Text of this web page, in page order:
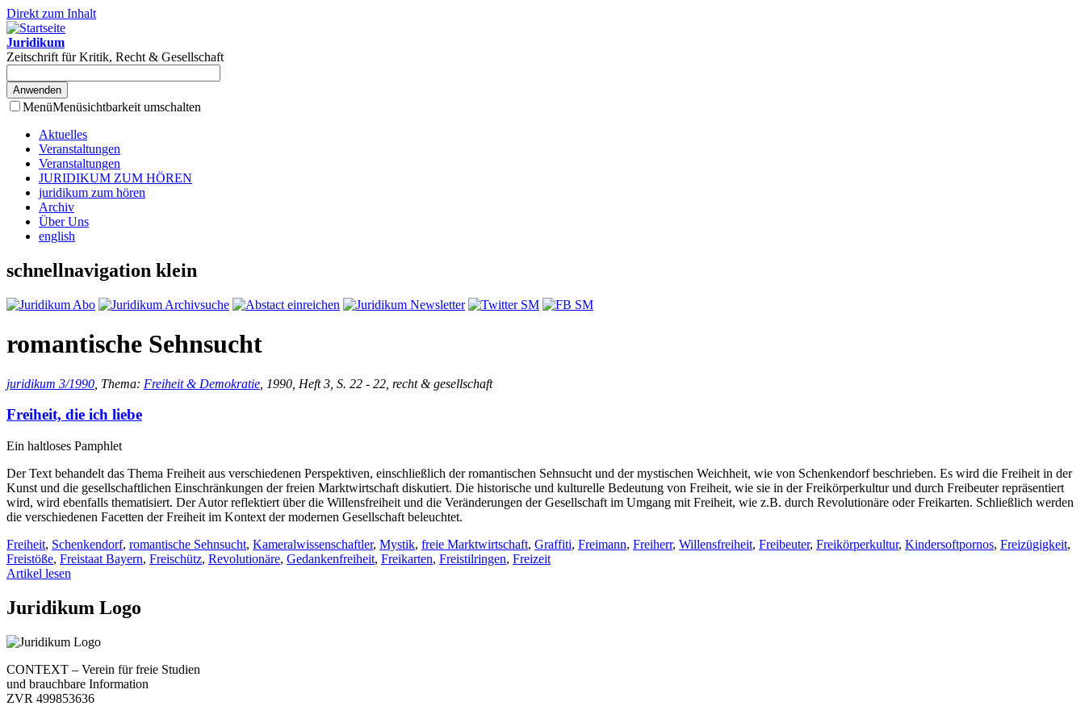
Direkt zum Inhalt
Juridikum
Zeitschrift für Kritik, Recht & Gesellschaft
MenüMenüsichtbarkeit umschalten
Aktuelles
Veranstaltungen
Veranstaltungen
JURIDIKUM ZUM HÖREN
juridikum zum hören
Archiv
Über Uns
english
schnellnavigation klein
romantische Sehnsucht
juridikum 3/1990 , Thema: Freiheit & Demokratie , 1990, Heft 3, S. 22 - 22, recht & gesellschaft
Freiheit, die ich liebe
Ein haltloses Pamphlet
Der Text behandelt das Thema Freiheit aus verschiedenen Perspektiven, einschließlich der romantischen Sehnsucht und der mystischen Weichheit, wie von Schenkendorf beschrieben. Es wird die Freiheit in der
Kunst und die gesellschaftlichen Einschränkungen der freien Marktwirtschaft diskutiert. Die historische und kulturelle Bedeutung von Freiheit, wie sie in der Freikörperkultur und durch Freibeuter repräsentiert
wird, wird ebenfalls thematisiert. Der Autor reflektiert über die Willensfreiheit und die Veränderungen der Gesellschaft im Umgang mit Freiheit, wie z.B. durch Revolutionäre oder Freikarten. Schließlich werden
die verschiedenen Facetten der Freiheit im Kontext der modernen Gesellschaft beleuchtet.
Freiheit, Schenkendorf, romantische Sehnsucht, Kameralwissenschaftler, Mystik, freie Marktwirtschaft, Graffiti, Freimann, Freiherr, Willensfreiheit, Freibeuter, Freikörperkultur, Kindersoftpornos, Freizügigkeit,
Freistöße, Freistaat Bayern, Freischütz, Revolutionäre, Gedankenfreiheit, Freikarten, Freistilringen, Freizeit
Artikel lesen
Juridikum Logo
CONTEXT – Verein für freie Studien
und brauchbare Information
ZVR 499853636